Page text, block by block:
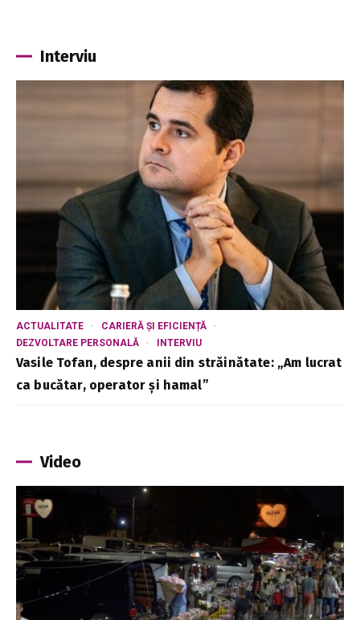
Interviu
ACTUALITATE
CARIERĂ ȘI EFICIENȚĂ
DEZVOLTARE PERSONALĂ
INTERVIU
Vasile Tofan, despre anii din străinătate: „Am lucrat
ca bucătar, operator și hamal”
Video